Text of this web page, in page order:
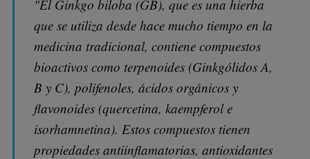
"El Ginkgo biloba (GB), que es una hierba
que se utiliza desde hace mucho tiempo en la
medicina tradicional, contiene compuestos
bioactivos como terpenoides (Ginkgólidos A,
B y C), polifenoles, ácidos orgánicos y
flavonoides (quercetina, kaempferol e
isorhamnetina). Estos compuestos tienen
propiedades antiinflamatorias, antioxidantes